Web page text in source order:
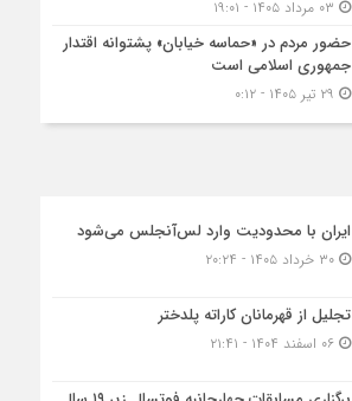
حضور مردم در «حماسه خیابان» پشتوانه اقتدار
جمهوری اسلامی است
ایران با محدودیت وارد لس‌آنجلس می‌شود
۳۰ خرداد ۱۴۰۵ - ۲۰:۲۴
تجلیل از قهرمانان کاراته پلدختر
۰۶ اسفند ۱۴۰۴ - ۲۱:۴۱